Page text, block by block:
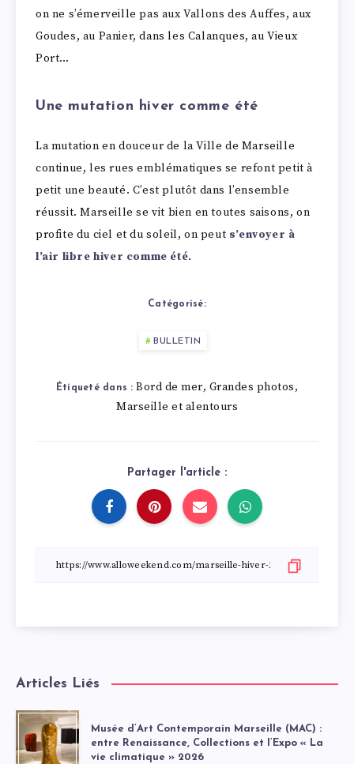
on ne s’émerveille pas aux Vallons des Auffes, aux
Goudes, au Panier, dans les Calanques, au Vieux
Port…
Une mutation hiver comme été
La mutation en douceur de la Ville de Marseille
continue, les rues emblématiques se refont petit à
petit une beauté. C’est plutôt dans l’ensemble
réussit. Marseille se vit bien en toutes saisons, on
profite du ciel et du soleil, on peut s’envoyer à
l’air libre hiver comme été.
Catégorisé:
BULLETIN
Étiqueté dans : Bord de mer, Grandes photos,
Marseille et alentours
Partager l'article :
Articles Liés
Musée d’Art Contemporain Marseille (MAC) :
entre Renaissance, Collections et l’Expo « La
vie climatique » 2026